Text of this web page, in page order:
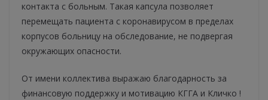
контакта с больным. Такая капсула позволяет
перемещать пациента с коронавирусом в пределах
корпусов больницу на обследование, не подвергая
окружающих опасности.
От имени коллектива выражаю благодарность за
финансовую поддержку и мотивацию КГГА и Кличко !